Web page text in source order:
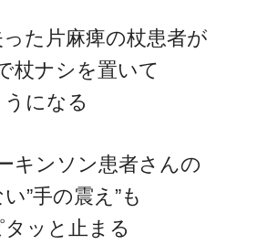
った片麻痺の杖患者が
杖ナシを置いて
になる
キンソン患者さんの
”手の震え”も
ッと止まる